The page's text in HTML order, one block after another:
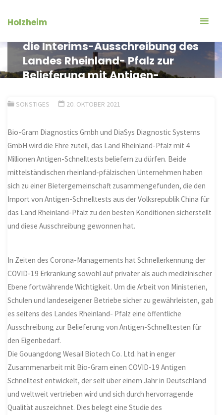
InhaltHolzheim
die Interims-Ausschreibung des
Landes Rheinland- Pfalz zur
Belieferung mit Antigen-
SONSTIGES 20. OKTOBER 2021
Bio-Gram Diagnostics Gmbh und DiaSys Diagnostic Systems
GmbH wird die Ehre zuteil, das Land Rheinland-Pfalz mit 4
Millionen Antigen-Schnelltests beliefern zu dürfen. Beide
mittelständischen rheinland-pfälzischen Unternehmen haben
sich zu einer Bietergemeinschaft zusammengefunden, die den
Import von Antigen-Schnelltests aus der Volksrepublik China für
das Land Rheinland-Pfalz zu den besten Konditionen sicherstellt
und diese Ausschreibung gewonnen hat.
In Zeiten des Corona-Managements hat Schnellerkennung der
COVID-19 Erkrankung sowohl auf privater als auch medizinischer
Ebene fortwährende Wichtigkeit. Um die Arbeit von Ministerien,
Schulen und landeseigener Betriebe sicher zu gewährleisten, gab
es seitens des Landes Rheinland- Pfalz eine öffentliche
Ausschreibung zur Belieferung von Antigen-Schnelltesten für
den Eigenbedarf.
Die Gouangdong Wesail Biotech Co. Ltd. hat in enger
Zusammenarbeit mit Bio-Gram einen COVID-19 Antigen
Schnelltest entwickelt, der seit über einem Jahr in Deutschland
und weltweit vertrieben wird und sich durch hervorragende
Qualität auszeichnet. Dies belegt eine Studie des